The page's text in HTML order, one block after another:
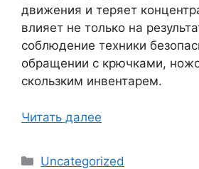
движения и теряет
влияет не только на
соблюдение техники
обращении с крючками,
скользким инвентарем.
Читать далее
Рубрики
Uncategorized